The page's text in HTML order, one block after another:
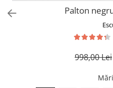
Palton
998,00 Lei